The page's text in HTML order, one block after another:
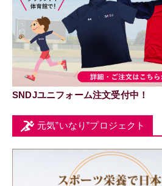
SNDJユニフォーム注文受付中！
元気”いなり”プロジェクト